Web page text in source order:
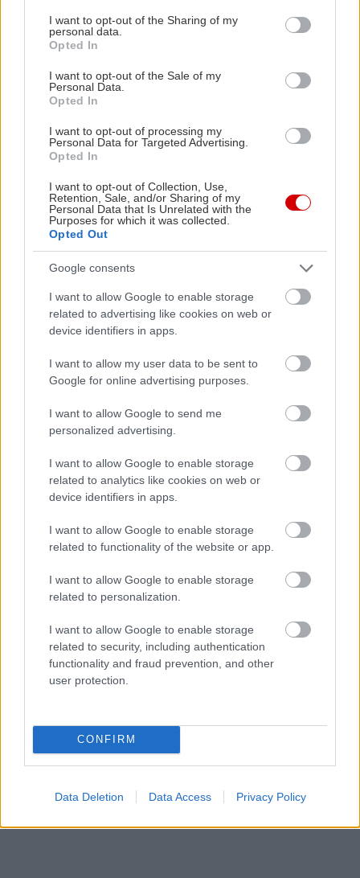
not limited to your visit or usage behaviour. You may click to
grant or deny consent to Google and its third-party tags to
use your data for below specified purposes in below Google
consent section.
I want to opt-out of the Sharing of my
personal data.
Opted In
I want to opt-out of the Sale of my
Personal Data.
Opted In
I want to opt-out of processing my
Personal Data for Targeted Advertising.
Opted In
I want to opt-out of Collection, Use,
Retention, Sale, and/or Sharing of my
Personal Data that Is Unrelated with the
Purposes for which it was collected.
Opted Out
Google consents
I want to allow Google to enable storage
related to advertising like cookies on web or
device identifiers in apps.
I want to allow my user data to be sent to
Google for online advertising purposes.
I want to allow Google to send me
personalized advertising.
I want to allow Google to enable storage
related to analytics like cookies on web or
device identifiers in apps.
I want to allow Google to enable storage
related to functionality of the website or app.
I want to allow Google to enable storage
related to personalization.
I want to allow Google to enable storage
related to security, including authentication
functionality and fraud prevention, and other
user protection.
CONFIRM
Data Deletion Data Access Privacy Policy
Διάρκεια:2 ώρες και 30 λεπτά (χωρίς
διάλειμμα)
Τιμές Εισιτηρίων:5 — 38 €
Πληροφορίες:
ticketsonassis.org
| Κατάλληλο για 16+
ετών
Παραστάσεις: Δευτέρα - Παρασκευή 20:30